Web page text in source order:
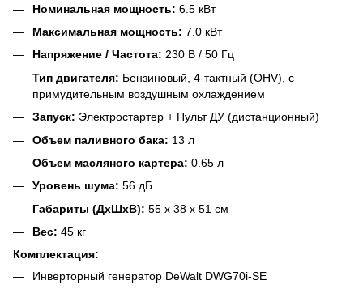
Номинальная мощность: 6.5 кВт
Максимальная мощность: 7.0 кВт
Напряжение / Частота: 230 В / 50 Гц
Тип двигателя: Бензиновый, 4-тактный (OHV), с
примудительным воздушным охлаждением
Запуск: Электростартер + Пульт ДУ (дистанционный)
Объем паливного бака: 13 л
Объем масляного картера: 0.65 л
Уровень шума: 56 дБ
Габариты (ДхШхВ): 55 х 38 х 51 см
Вес: 45 кг
Комплектация:
Инверторный генератор DeWalt DWG70i-SE